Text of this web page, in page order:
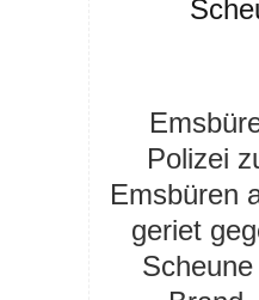
Polizei
Emsbüren
geriet